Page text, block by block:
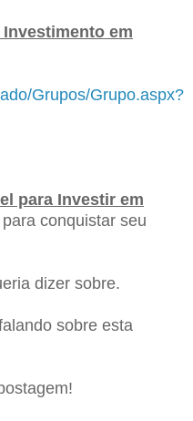
em
Grupos/Grupo.aspx?
para Investir em
conquistar seu
dizer sobre.
sobre esta